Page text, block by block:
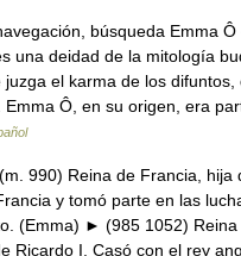
búsqueda Emma Ô
una deidad de la mitología
el karma de los difuntos,
Ô, en su origen, era
990) Reina de Francia, hija
y tomó parte en las
(Emma) ► (985 1052) Reina
Ricardo I. Casó con el rey